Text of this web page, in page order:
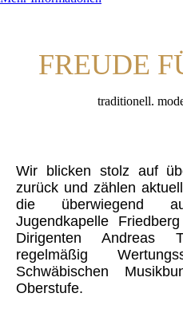
FREUDE
traditionell.
Wir blicken stolz auf
zurück und zählen
die überwiegend
Jugendkapelle
Dirigenten Andreas
regelmäßig
Schwäbischen
Oberstufe.